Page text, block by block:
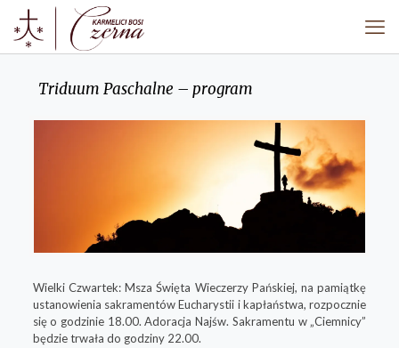
Triduum Paschalne – program
Wielki Czwartek: Msza Święta Wieczerzy Pańskiej, na pamiątkę
ustanowienia sakramentów Eucharystii i kapłaństwa, rozpocznie
się o godzinie 18.00. Adoracja Najśw. Sakramentu w „Ciemnicy”
będzie trwała do godziny 22.00.